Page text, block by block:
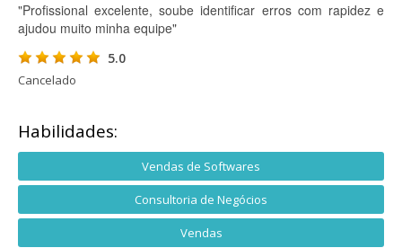
"Profissional excelente, soube identificar erros com rapidez e
ajudou muito minha equipe"
5.0
Cancelado
Habilidades:
Vendas de Softwares
Consultoria de Negócios
Vendas